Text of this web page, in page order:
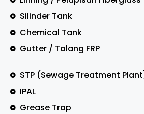
Silinder Tank
Chemical Tank
Gutter / Talang FRP
STP (Sewage Treatment
IPAL
Grease Trap